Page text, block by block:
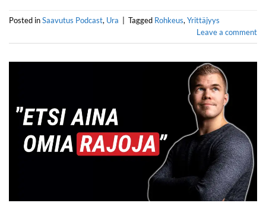
Posted inSaavutus Podcast, Ura Tagged Rohkeus,Yrittäjyys
Leave a comment